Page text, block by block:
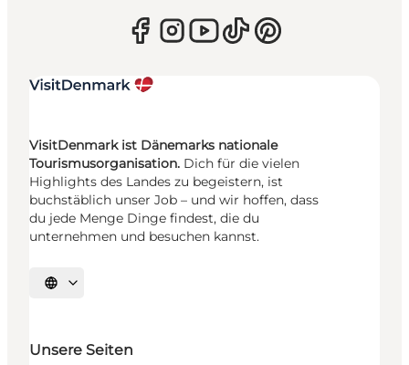
VisitDenmark ist Dänemarks nationale
Tourismusorganisation. Dich für die vielen
Highlights des Landes zu begeistern, ist
buchstäblich unser Job – und wir hoffen, dass
du jede Menge Dinge findest, die du
unternehmen und besuchen kannst.
Sprache auswählen
Unsere Seiten